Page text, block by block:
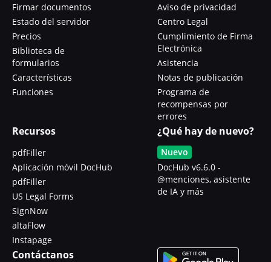
Firmar documentos
Estado del servidor
Precios
Biblioteca de
formularios
Características
Funciones
Aviso de privacidad
Centro Legal
Cumplimiento de Firma
Electrónica
Asistencia
Notas de publicación
Programa de
recompensas por
errores
Recursos
pdfFiller
Aplicación móvil DocHub
pdfFiller
US Legal Forms
SignNow
altaFlow
Instapage
¿Qué hay de nuevo?
Nuevo
DocHub v6.6.0 -
@menciones, asistente
de IA y más
Contáctanos